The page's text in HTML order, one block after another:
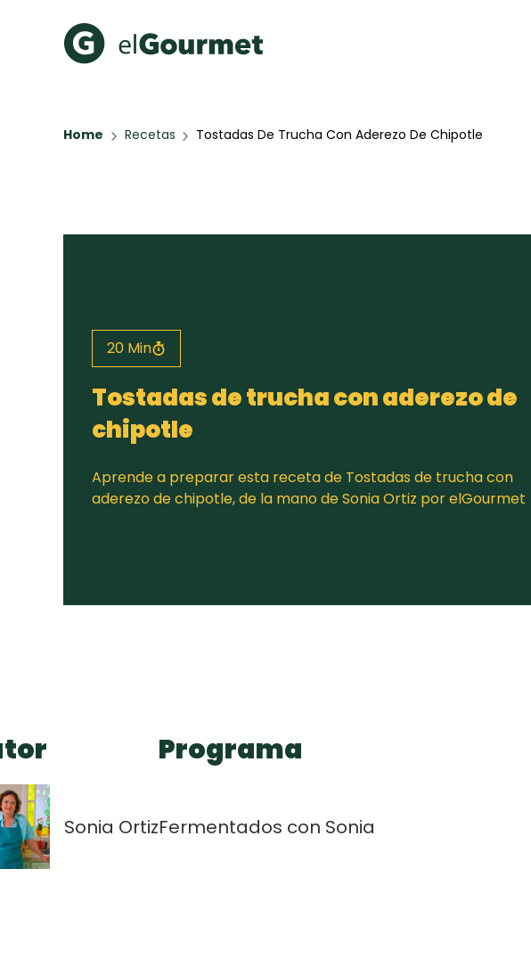
Chocolate
Todas las recetas
Home Recetas Tostadas De Trucha Con Aderezo De Chipotle
20 Min
Tostadas de trucha con aderezo de
chipotle
Aprende a preparar esta receta de Tostadas de trucha con
aderezo de chipotle, de la mano de Sonia Ortiz por elGourmet
Sonia Ortiz
Programa
Fermentados con Sonia